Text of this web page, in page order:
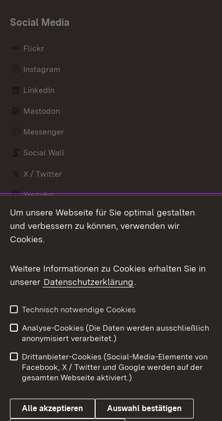
Social Media
Flickr
Instagram
LinkedIn
Mastodon
Messenger
Social Wall
X / Twitter
Youtube
Link zum Landesportal
Impressum
Datenschutz
Cookies
Um unsere Webseite für Sie optimal gestalten
und verbessern zu können, verwenden wir
Cookies.
Weitere Informationen zu Cookies erhalten Sie in
unserer Datenschutzerklärung.
Technisch notwendige Cookies
Analyse-Cookies (Die Daten werden ausschließlich
anonymisiert verarbeitet.)
Drittanbieter-Cookies (Social-Media-Elemente von
Facebook, X / Twitter und Google werden auf der
gesamten Webseite aktiviert.)
Alle akzeptieren Auswahl bestätigen